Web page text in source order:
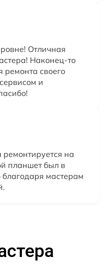
Отличная
Наконец-то
своего
и
ремонтируется на
планшет был в
мастерам